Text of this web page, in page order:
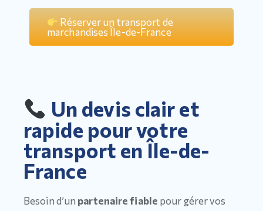
Réserver un transport de
marchandises Île-de-France
Un devis clair et
rapide pour votre
transport en Île-de-
France
Besoin d’un partenaire fiable pour gérer vos